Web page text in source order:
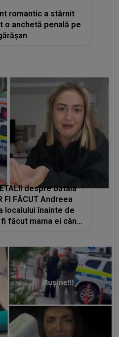
romantic a stârnit
o anchetă penală pe
despre bătaia
FI FĂCUT Andreea
localului înainte de
făcut mama ei când